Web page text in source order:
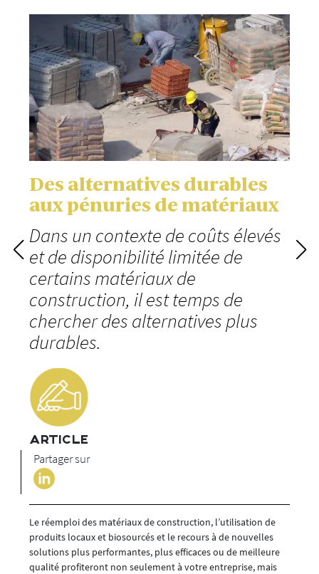
Des alternatives durables
aux pénuries de matériaux
Dans un contexte de coûts élevés
et de disponibilité limitée de
certains matériaux de
construction, il est temps de
chercher des alternatives plus
durables.
ARTICLE
Partager sur
Le réemploi des matériaux de construction, l’utilisation de
produits locaux et biosourcés et le recours à de nouvelles
solutions plus performantes, plus efficaces ou de meilleure
qualité profiteront non seulement à votre entreprise, mais